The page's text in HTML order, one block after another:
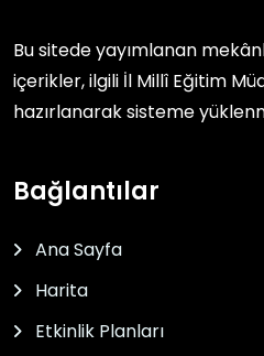
Bu sitede yayımlanan
içerikler, ilgili İl Millî Eğitim
hazırlanarak sisteme
Bağlantılar
Ana Sayfa
Harita
Etkinlik Planları